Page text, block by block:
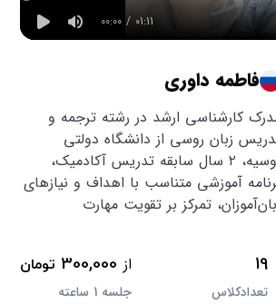
00:00 / 01:11
فاطمه داوری
کارشناسی ارشد در رشته ترجمه و
زبان روسی از دانشگاه دولتی
روسیه، ۲ سال سابقه تدریس آکادمیک،
آموزشی متناسب با اهداف و نیازهای
تمرکز بر تقویت مهارت
19
تعدادکلاس
از
تومان
جلسه 1 ساعته